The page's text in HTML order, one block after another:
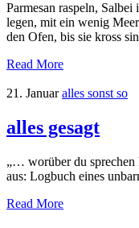
Parmesan raspeln,
legen, mit ein wenig
den Ofen, bis sie kross
Read More
21. Januar alles sonst so
alles gesagt
„… worüber du sprechen
aus: Logbuch eines
Read More